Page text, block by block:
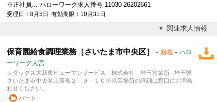
※正社員... ハローワーク求人番号 11030-26202661
受理日：8月5日 有効期限：10月31日
関連求人情報
保育園給食調理業務［さいたま市中央区］ - 新着 - ハロ
ーワーク大宮
シダックス大新東ヒューマンサービス 株式会社 埼玉営業所 - 埼玉県
さいたま市中央区上落合２－９－１０※就業場所の詳細は窓口にお問合
わせください。
パート